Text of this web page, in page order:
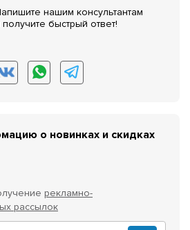
нашим консультантам
получите быстрый ответ!
о новинках и скидках
рекламно-
рассылок